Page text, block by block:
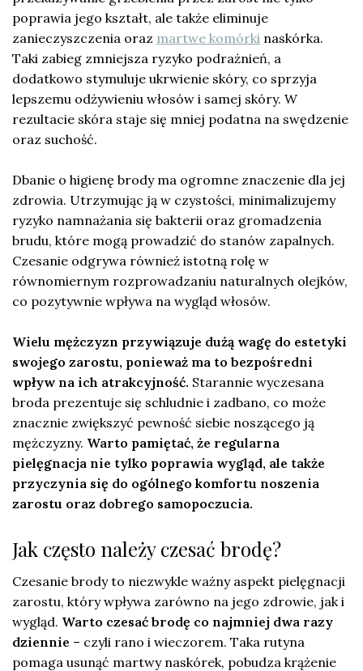
poprawia jego kształt, ale także eliminuje
zanieczyszczenia oraz martwe komórki naskórka.
Taki zabieg zmniejsza ryzyko podrażnień, a
dodatkowo stymuluje ukrwienie skóry, co sprzyja
lepszemu odżywieniu włosów i samej skóry. W
rezultacie skóra staje się mniej podatna na swędzenie
oraz suchość.
Dbanie o higienę brody ma ogromne znaczenie dla jej
zdrowia. Utrzymując ją w czystości, minimalizujemy
ryzyko namnażania się bakterii oraz gromadzenia
brudu, które mogą prowadzić do stanów zapalnych.
Czesanie odgrywa również istotną rolę w
równomiernym rozprowadzaniu naturalnych olejków,
co pozytywnie wpływa na wygląd włosów.
Wielu mężczyzn przywiązuje dużą wagę do estetyki
swojego zarostu, ponieważ ma to bezpośredni
wpływ na ich atrakcyjność. Starannie wyczesana
broda prezentuje się schludnie i zadbano, co może
znacznie zwiększyć pewność siebie noszącego ją
mężczyzny. Warto pamiętać, że regularna
pielęgnacja nie tylko poprawia wygląd, ale także
przyczynia się do ogólnego komfortu noszenia
zarostu oraz dobrego samopoczucia.
Jak często należy czesać brodę?
Czesanie brody to niezwykle ważny aspekt pielęgnacji
zarostu, który wpływa zarówno na jego zdrowie, jak i
wygląd. Warto czesać brodę co najmniej dwa razy
dziennie – czyli rano i wieczorem. Taka rutyna
pomaga usunąć martwy naskórek, pobudza krążenie